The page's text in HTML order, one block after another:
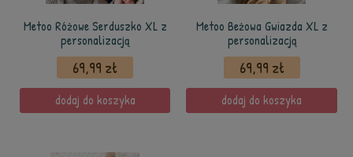
Metoo Różowe Serduszko XL z
personalizacją
69,99 zł
dodaj do koszyka
Metoo Beżowa Gwiazda XL z
personalizacją
69,99 zł
dodaj do koszyka